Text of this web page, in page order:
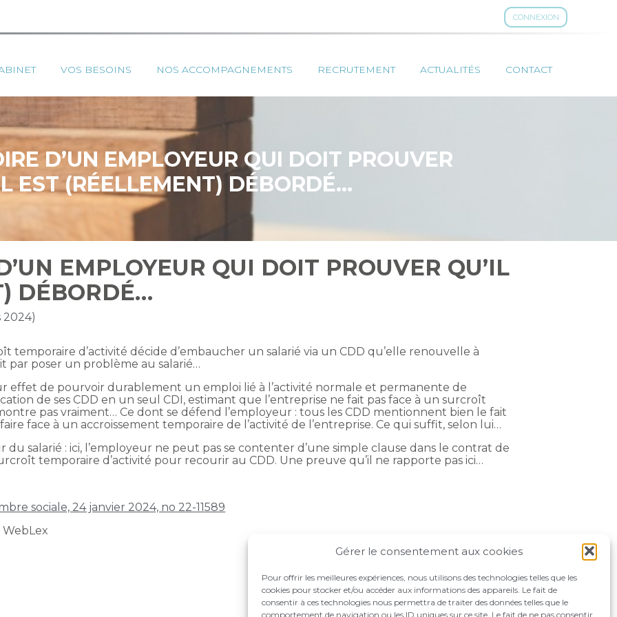
Gérer le consentement aux cookies
Pour offrir les meilleures expériences, nous utilisons des technologies telles que les
cookies pour stocker et/ou accéder aux informations des appareils. Le fait de
consentir à ces technologies nous permettra de traiter des données telles que le
comportement de navigation ou les ID uniques sur ce site. Le fait de ne pas consentir
CONNEXION
VOS BESOINS NOS ACCOMPAGNEMENTS RECRUTEMENT ACTUALITÉS CONTACT
D’UN EMPLOYEUR QUI DOIT PROUVER
EST (RÉELLEMENT) DÉBORDÉ…
EMPLOYEUR QUI DOIT PROUVER QU’IL
DÉBORDÉ…
2024)
temporaire d’activité décide d’embaucher un salarié via un CDD qu’elle renouvelle à
par poser un problème au salarié…
effet de pourvoir durablement un emploi lié à l’activité normale et permanente de
de ses CDD en un seul CDI, estimant que l’entreprise ne fait pas face à un surcroît
pas vraiment… Ce dont se défend l’employeur : tous les CDD mentionnent bien le fait
face à un accroissement temporaire de l’activité de l’entreprise. Ce qui suffit, selon lui…
salarié : ici, l’employeur ne peut pas se contenter d’une simple clause dans le contrat de
temporaire d’activité pour recourir au CDD. Une preuve qu’il ne rapporte pas ici…
sociale, 24 janvier 2024, no 22-11589